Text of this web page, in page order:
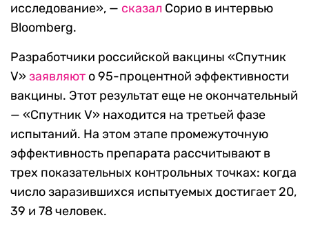
исследование», — сказал Сорио в интервью
Bloomberg.
Разработчики российской вакцины «Спутник
V»заявляют о 95-процентной эффективности
вакцины. Этот результат еще не окончательный
— «Спутник V» находится на третьей фазе
испытаний. На этом этапе промежуточную
эффективность препарата рассчитывают в
трех показательных контрольных точках: когда
число заразившихся испытуемых достигает 20,
39 и 78 человек.